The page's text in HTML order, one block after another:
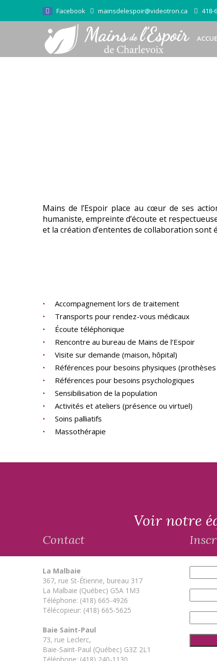
Facebook mainsdelespoir@videotron.ca 418-
Mains de l’Espoir place au cœur de ses
humaniste, empreinte d’écoute et
et la création d’ententes de collaboration sont
Accompagnement lors de traitement
Transports pour rendez-vous médicaux
Écoute téléphonique
Rencontre au bureau de Mains de l’Espoir
Visite sur demande (maison, hôpital)
Références pour besoins physiques
Références pour besoins psychologiques
Sensibilisation de la population
Activités et ateliers (présence ou virtuel)
Soins palliatifs
Massothérapie
Voir notre
Contact
La Malbaie
367, rue St-Étienne, bureau 317
La Malbaie (Québec) G5A 1M3
Téléphone: (418) 665-4926
Télécopieur: (418) 665-5625
Baie Saint-Paul
73, rue Leclerc,
Baie-Saint-Paul (Québec) G3Z 2L1
Téléphone: (418) 240-1130